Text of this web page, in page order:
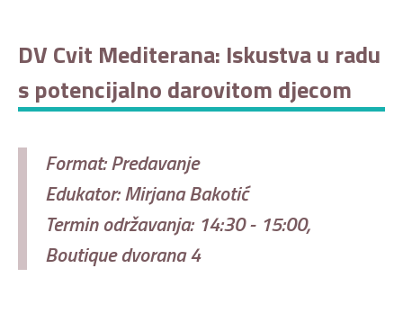
DV Cvit Mediterana: Iskustva u radu
s potencijalno darovitom djecom
Format: Predavanje
Edukator: Mirjana Bakotić
Termin održavanja: 14:30 - 15:00,
Boutique dvorana 4